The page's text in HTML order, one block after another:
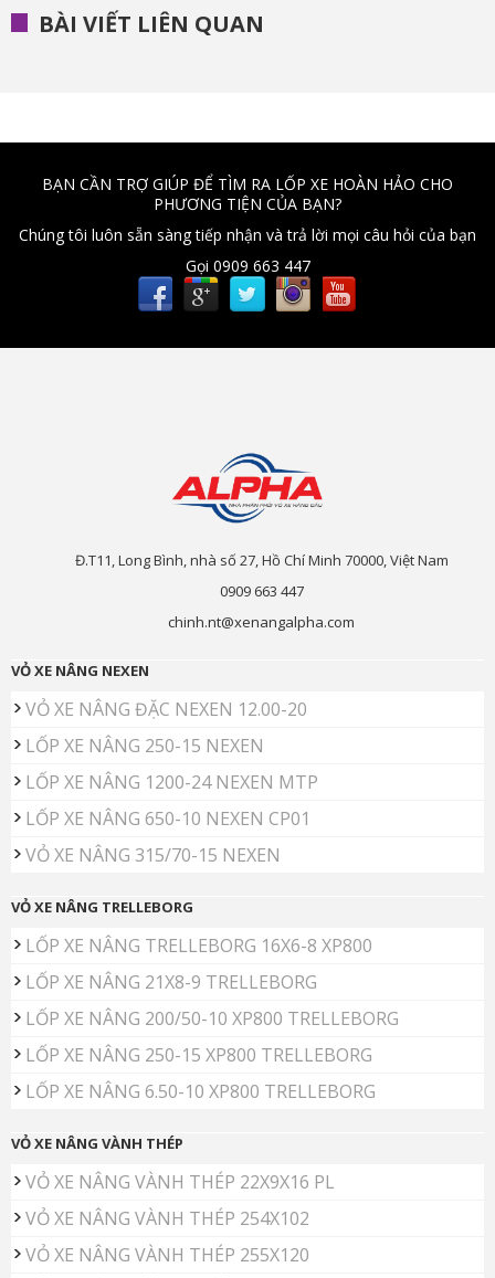
BÀI VIẾT LIÊN QUAN
BẠN CẦN TRỢ GIÚP ĐỂ TÌM RA LỐP XE HOÀN HẢO CHO
PHƯƠNG TIỆN CỦA BẠN?
Chúng tôi luôn sẵn sàng tiếp nhận và trả lời mọi câu hỏi của bạn
Gọi 0909 663 447
Đ.T11, Long Bình, nhà số 27, Hồ Chí Minh 70000, Việt Nam
0909 663 447
chinh.nt@xenangalpha.com
VỎ XE NÂNG NEXEN
VỎ XE NÂNG ĐẶC NEXEN 12.00-20
LỐP XE NÂNG 250-15 NEXEN
LỐP XE NÂNG 1200-24 NEXEN MTP
LỐP XE NÂNG 650-10 NEXEN CP01
VỎ XE NÂNG 315/70-15 NEXEN
VỎ XE NÂNG TRELLEBORG
LỐP XE NÂNG TRELLEBORG 16X6-8 XP800
LỐP XE NÂNG 21X8-9 TRELLEBORG
LỐP XE NÂNG 200/50-10 XP800 TRELLEBORG
LỐP XE NÂNG 250-15 XP800 TRELLEBORG
LỐP XE NÂNG 6.50-10 XP800 TRELLEBORG
VỎ XE NÂNG VÀNH THÉP
VỎ XE NÂNG VÀNH THÉP 22X9X16 PL
VỎ XE NÂNG VÀNH THÉP 254X102
VỎ XE NÂNG VÀNH THÉP 255X120